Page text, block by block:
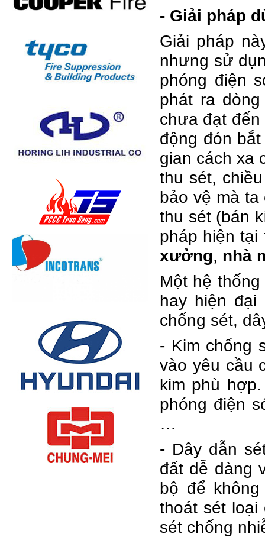
- Giải pháp
Giải pháp
nhưng sử
phóng điện
phát ra
chưa đạt
động đón
gian cách xa
thu sét,
bảo vệ mà
thu sét (bán
pháp hiện
xưởng, nhà
Một hệ
hay hiện
chống sét,
- Kim chống
vào yêu cầu
kim phù
phóng điện
…
- Dây dẫn
đất dễ dàng
bộ để
thoát sét loại
sét chống